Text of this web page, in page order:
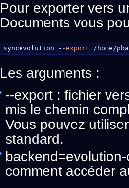
Pour exporter vers
Documents vous
syncevolution --export /home/
Les arguments :
--export : fichier
mis le chemin
Vous pouvez
standard.
comment accéder